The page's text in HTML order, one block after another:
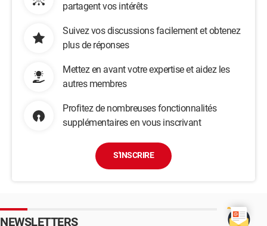
partagent vos intérêts
Suivez vos discussions facilement et obtenez
plus de réponses
Mettez en avant votre expertise et aidez les
autres membres
Profitez de nombreuses fonctionnalités
supplémentaires en vous inscrivant
S'INSCRIRE
NEWSLETTERS